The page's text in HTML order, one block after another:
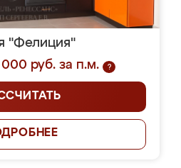
"Фелиция"
руб. за п.м.
?